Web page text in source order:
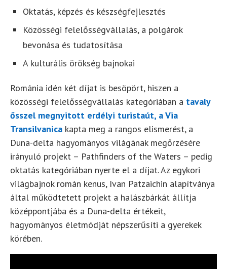
Oktatás, képzés és készségfejlesztés
Közösségi felelősségvállalás, a polgárok
bevonása és tudatosítása
A kulturális örökség bajnokai
Románia idén két díjat is besöpört, hiszen a
közösségi felelősségvállalás kategóriában a tavaly
ősszel megnyitott erdélyi turistaút, a Via
Transilvanica kapta meg a rangos elismerést, a
Duna-delta hagyományos világának megőrzésére
irányuló projekt – Pathfinders of the Waters – pedig
oktatás kategóriában nyerte el a díjat. Az egykori
világbajnok román kenus, Ivan Patzaichin alapítványa
által működtetett projekt a halászbárkát állítja
középpontjába és a Duna-delta értékeit,
hagyományos életmódját népszerűsíti a gyerekek
körében.